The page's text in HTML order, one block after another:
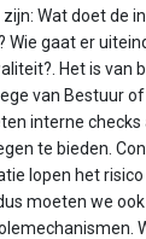
Wat doet de
Wie gaat er
Het is van
van Bestuur
interne
te bieden.
lopen het
moeten we